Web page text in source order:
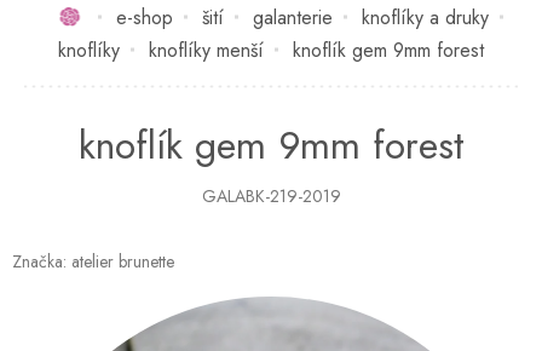
Domůe-shop šití galanterie
knoflíky a druky
knoflíky
knoflíky menší knoflík gem 9mm forest
knoflík gem 9mm forest
GALABK-219-2019
Značka: atelier brunette